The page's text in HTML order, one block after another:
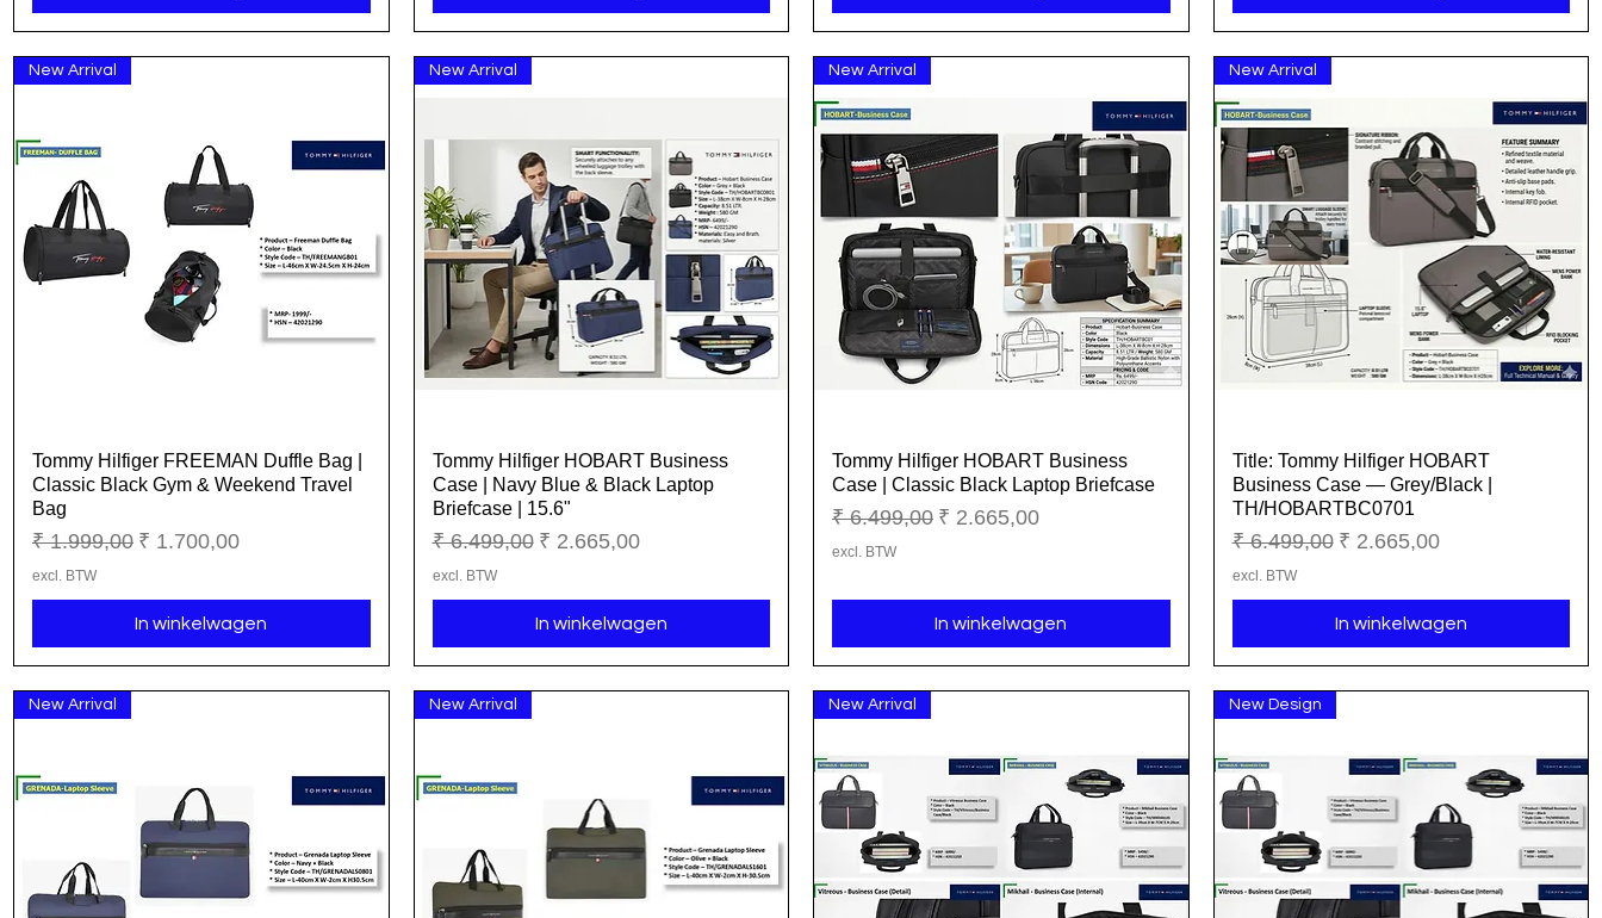
Snel overzicht
New Arrival
Tommy Hilfiger FREEMAN Duffle Bag |
Classic Black Gym & Weekend Travel
Bag
Normale prijs
₹ 1.999,00 Verkoopprijs
₹ 1.700,00
excl. BTW
In winkelwagen
Snel overzicht
New Arrival
Tommy Hilfiger HOBART Business
Case | Navy Blue & Black Laptop
Briefcase | 15.6"
Normale prijs
₹ 6.499,00 Verkoopprijs
₹ 2.665,00
excl. BTW
In winkelwagen
Snel overzicht
New Arrival
Tommy Hilfiger HOBART Business
Case | Classic Black Laptop Briefcase
Normale prijs
₹ 6.499,00 Verkoopprijs
₹ 2.665,00
excl. BTW
In winkelwagen
Snel overzicht
New Arrival
Title: Tommy Hilfiger HOBART
Business Case — Grey/Black |
TH/HOBARTBC0701
Normale prijs
₹ 6.499,00 Verkoopprijs
₹ 2.665,00
excl. BTW
In winkelwagen
New Arrival New Arrival New Arrival New Design